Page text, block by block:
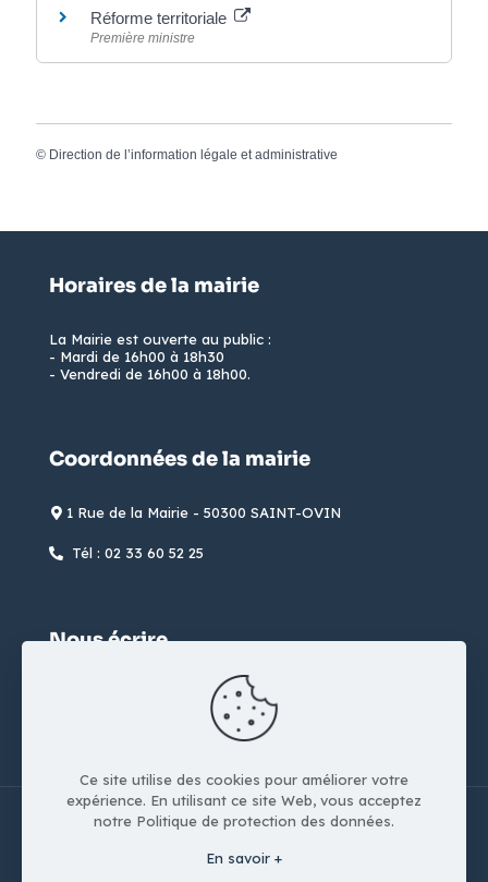
Réforme territoriale
Première ministre
© Direction de l’information légale et administrative
Horaires de la mairie
La Mairie est ouverte au public :
- Mardi de 16h00 à 18h30
- Vendredi de 16h00 à 18h00.
Coordonnées de la mairie
1 Rue de la Mairie - 50300 SAINT-OVIN
Tél : 02 33 60 52 25
Nous écrire
formulaire de contact
Ce site utilise des cookies pour améliorer votre
expérience. En utilisant ce site Web, vous acceptez
notre Politique de protection des données.
En savoir +